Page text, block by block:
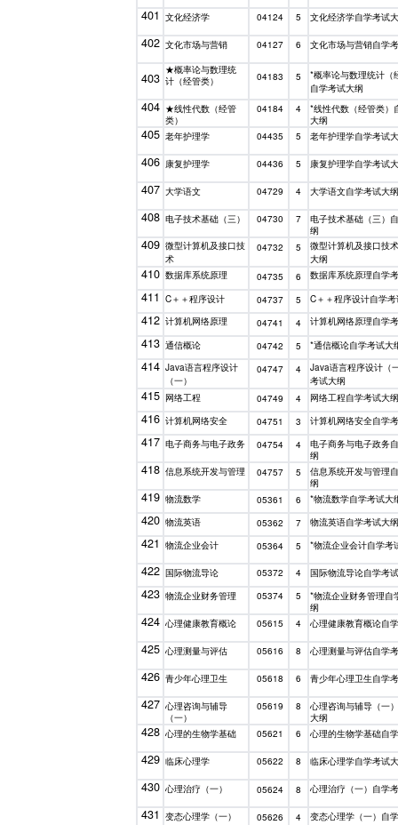
401 文化经济学 04124 5 文化经济学自学考试
402 文化市场与营销 04127 6 文化市场与营销自学
403
★概率论与数理统
计（经管类）
04183 5
*概率论与数理统计（
自学考试大纲
404 ★线性代数（经管
类）
04184 4
*线性代数（经管类）
大纲
405 老年护理学 04435 5 老年护理学自学考试
406 康复护理学 04436 5 康复护理学自学考试
407 大学语文 04729 4 大学语文自学考试大
408 电子技术基础（三） 04730 7
电子技术基础（三）
纲
409 微型计算机及接口技
术
04732 5
微型计算机及接口技
大纲
410 数据库系统原理 04735 6 数据库系统原理自学
411 C＋＋程序设计 04737 5 C＋＋程序设计自学
412 计算机网络原理 04741 4 计算机网络原理自学
413 通信概论 04742 5 *通信概论自学考试大
414 Java语言程序设计
（一）
04747 4 Java语言程序设计（
考试大纲
415 网络工程 04749 4 网络工程自学考试大
416 计算机网络安全 04751 3 计算机网络安全自学
417 电子商务与电子政务 04754 4
电子商务与电子政务
纲
418 信息系统开发与管理 04757 5
信息系统开发与管理
纲
419 物流数学 05361 6 *物流数学自学考试大
420 物流英语 05362 7 物流英语自学考试大
421 物流企业会计 05364 5 *物流企业会计自学考
422 国际物流导论 05372 4 国际物流导论自学考
423 物流企业财务管理 05374 5
*物流企业财务管理自
纲
424 心理健康教育概论 05615 4 心理健康教育概论自
425 心理测量与评估 05616 8 心理测量与评估自学
426 青少年心理卫生 05618 6 青少年心理卫生自学
427 心理咨询与辅导
（一）
05619 8
心理咨询与辅导（一
大纲
428 心理的生物学基础 05621 6 心理的生物学基础自
429 临床心理学 05622 8 临床心理学自学考试
430 心理治疗（一） 05624 8 心理治疗（一）自学
431 变态心理学（一） 05626 4 变态心理学（一）自